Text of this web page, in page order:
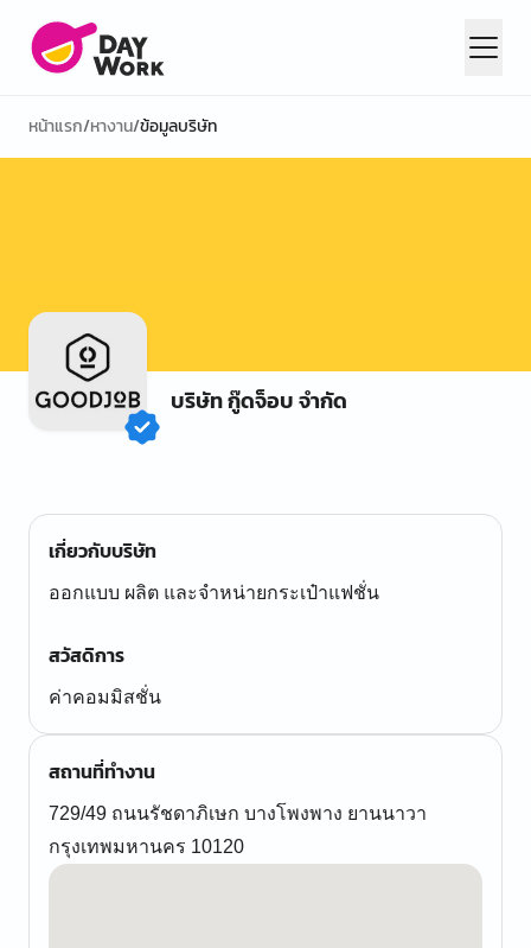
หน้าแรก/หางาน/ข้อมูลบริษัท
บริษัท กู๊ดจ็อบ จำกัด
เกี่ยวกับบริษัท
ออกแบบ ผลิต และจำหน่ายกระเป๋าแฟชั่น
สวัสดิการ
ค่าคอมมิสชั่น
สถานที่ทำงาน
729/49 ถนนรัชดาภิเษก บางโพงพาง ยานนาวา
กรุงเทพมหานคร 10120